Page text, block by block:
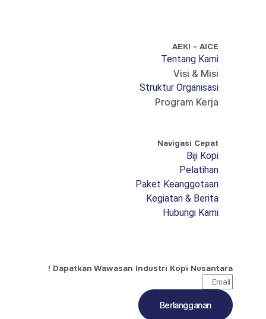
AEKI - AICE
Tentang Kami
Visi & Misi
Struktur Organisasi
Program Kerja
Navigasi Cepat
Biji Kopi
Pelatihan
Paket Keanggotaan
Kegiatan & Berita
Hubungi Kami
Dapatkan Wawasan Industri Kopi Nusantara !
Berlangganan